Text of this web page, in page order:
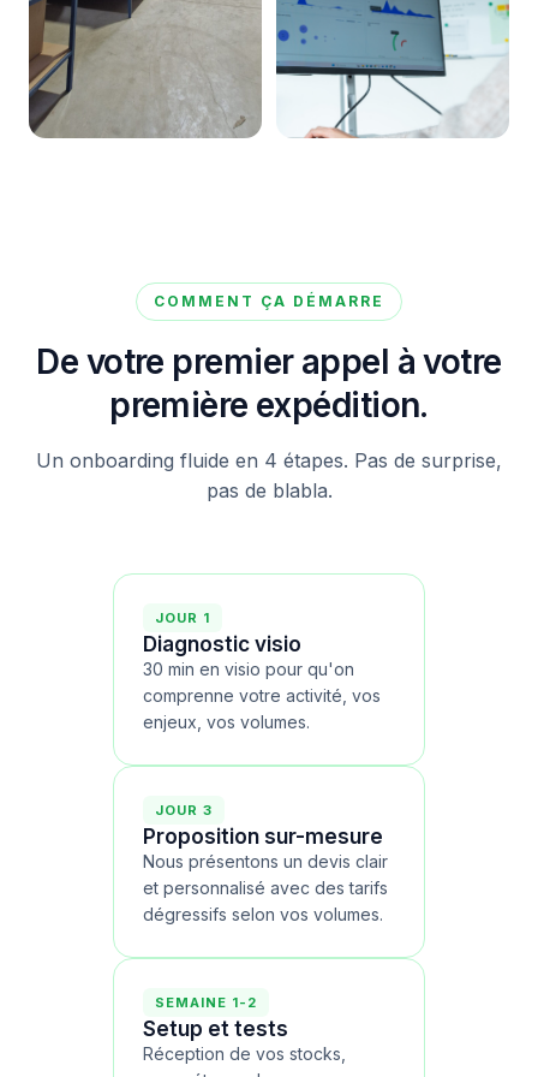
COMMENT ÇA DÉMARRE
De votre premier appel à votre
première expédition.
Un onboarding fluide en 4 étapes. Pas de surprise,
pas de blabla.
JOUR 1
Diagnostic visio
30 min en visio pour qu'on
comprenne votre activité, vos
enjeux, vos volumes.
JOUR 3
Proposition sur-mesure
Nous présentons un devis clair
et personnalisé avec des tarifs
dégressifs selon vos volumes.
SEMAINE 1-2
Setup et tests
Réception de vos stocks,